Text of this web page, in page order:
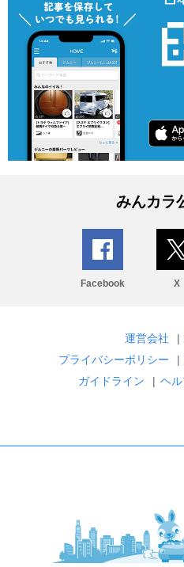
みんカラ
Facebook X
運営会社 |
プライバシーポリシー
|
ガイドライン
| ヘ